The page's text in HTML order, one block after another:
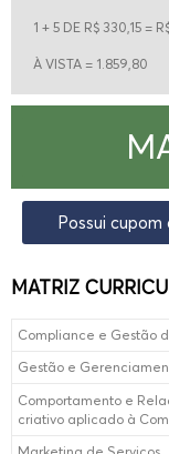
1 + 5 DE R$ 330,15 =
À VISTA = 1.859,80
Possui
MATRIZ
Compliance e Gestão
Gestão e
Comportamento e
criativo aplicado à